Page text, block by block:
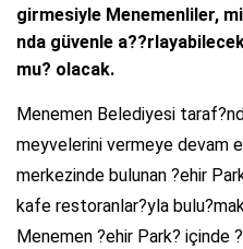
girmesiyle Menemenliler,
nda güvenle
mu? olacak.
Menemen Belediyesi
meyvelerini vermeye devam
merkezinde bulunan ?ehir
kafe restoranlar?yla
Menemen ?ehir Park? içinde